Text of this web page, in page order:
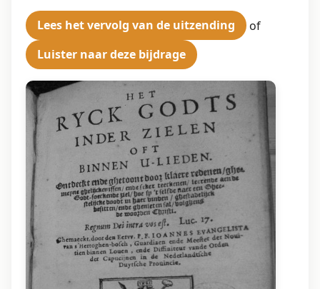
Lees het vervolg van de uitzending
of
Luister naar deze bijdrage